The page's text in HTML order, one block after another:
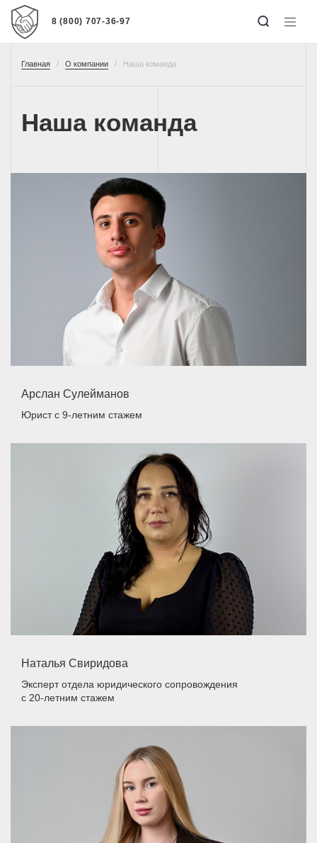
8 (800) 707-36-97
Главная О компании Наша команда
Наша команда
Арслан Сулейманов
Юристс 9-летним стажем
Наталья Свиридова
Эксперт отдела юридического сопровождения
с 20-летним стажем